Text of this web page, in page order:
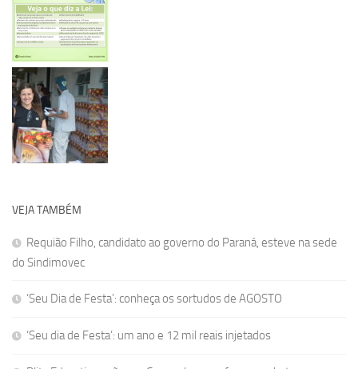
VEJA TAMBÉM
Requião Filho, candidato ao governo do Paraná, esteve na sede
do Sindimovec
‘Seu Dia de Festa’: conheça os sortudos de AGOSTO
‘Seu dia de Festa’: um ano e 12 mil reais injetados